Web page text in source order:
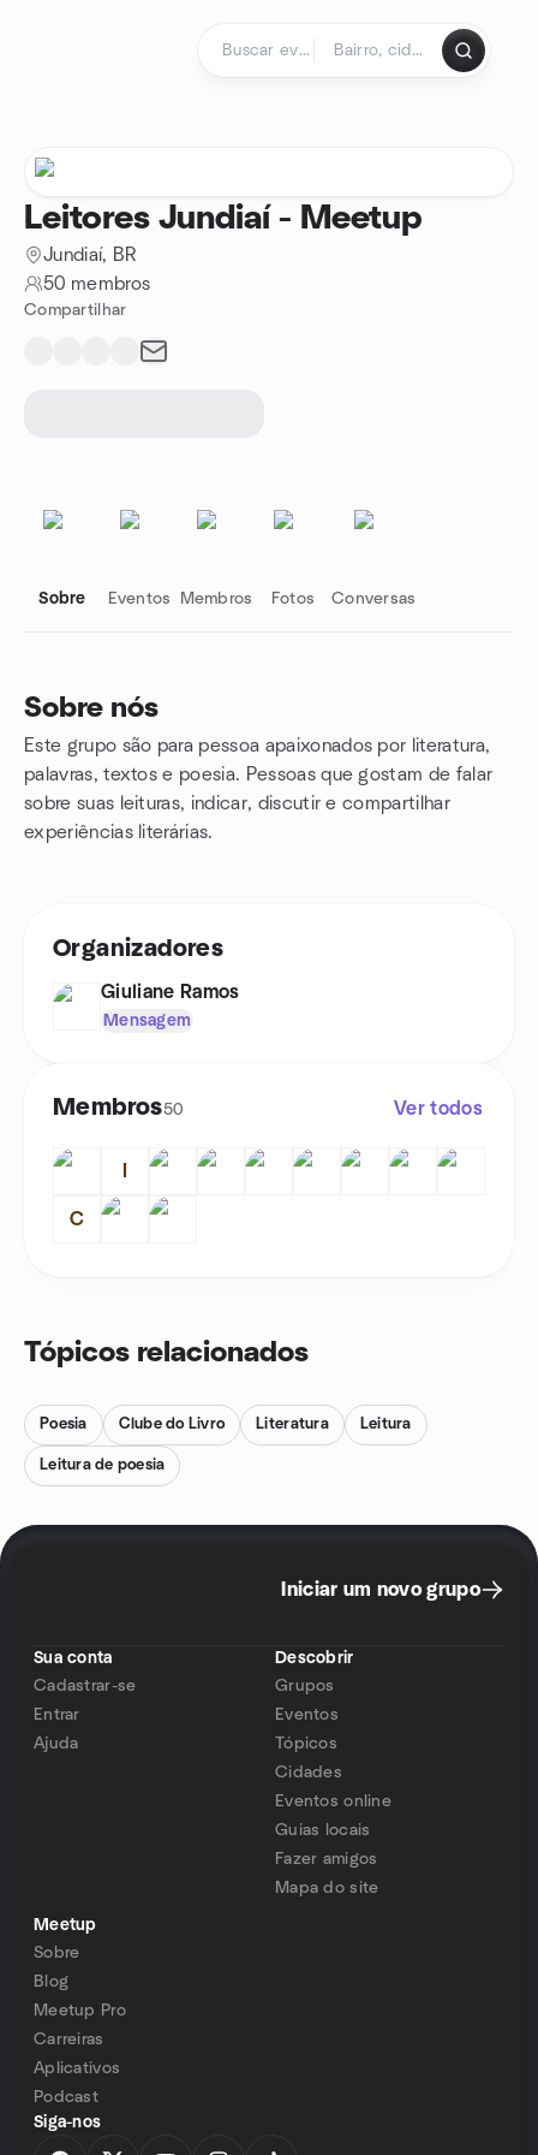
Leitores Jundiaí - Meetup
Jundiaí, BR
50 membros
Compartilhar
Sobre Eventos Membros Fotos Conversas
Sobre nós
Este grupo são para pessoa apaixonados por literatura,
palavras, textos e poesia. Pessoas que gostam de falar
sobre suas leituras, indicar, discutir e compartilhar
experiências literárias.
Links do grupo
Organizadores
Giuliane Ramos
Mensagem
Membros50 Ver todos
C
Tópicos relacionados
Poesia Clube do Livro Literatura Leitura
Leitura de poesia
Iniciar um novo grupo
Sua conta
Cadastrar-se
Entrar
Ajuda
Descobrir
Grupos
Eventos
Tópicos
Cidades
Eventos online
Guias locais
Fazer amigos
Mapa do site
Meetup
Sobre
Blog
Meetup Pro
Carreiras
Aplicativos
Podcast
Siga-nos